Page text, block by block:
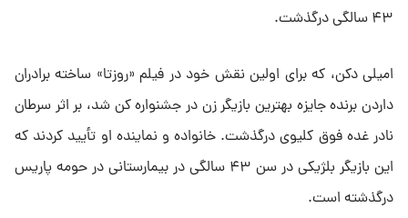
۴۳ سالگی درگذشت.
امیلی دکن، که برای اولین نقش خود در فیلم «روزتا» ساخته برادران
داردن برنده جایزه بهترین بازیگر زن در جشنواره کن شد، بر اثر سرطان
نادر غده فوق کلیوی درگذشت. خانواده و نماینده او تأیید کردند که
این بازیگر بلژیکی در سن ۴۳ سالگی در بیمارستانی در حومه پاریس
درگذشته است.